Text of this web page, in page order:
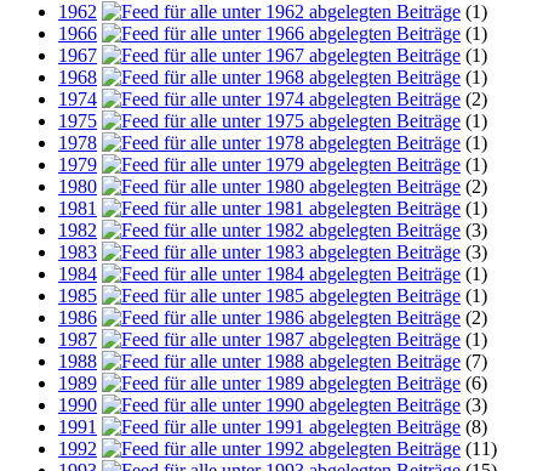
1962
(1)
1966
(1)
1967
(1)
1968
(1)
1974
(2)
1975
(1)
1978
(1)
1979
(1)
1980
(2)
1981
(1)
1982
(3)
1983
(3)
1984
(1)
1985
(1)
1986
(2)
1987
(1)
1988
(7)
1989
(6)
1990
(3)
1991
(8)
1992
(11)